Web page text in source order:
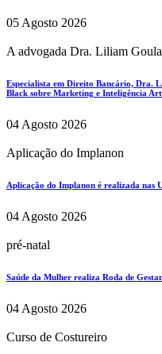
05 Agosto 2026
A advogada Dra. Liliam
Especialista em Direito Bancário, Dra.
Black sobre Marketing e Inteligência
04 Agosto 2026
Aplicação do Implanon
Aplicação do Implanon é realizada nas
04 Agosto 2026
pré-natal
Saúde da Mulher realiza Roda de
04 Agosto 2026
Curso de Costureiro